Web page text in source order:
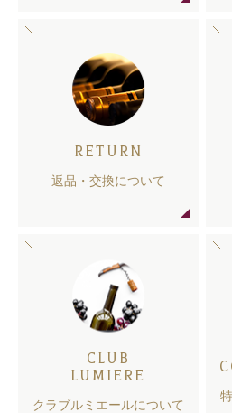
RETURN
返品・交換について
CLUB
LUMIERE
クラブルミエールについて